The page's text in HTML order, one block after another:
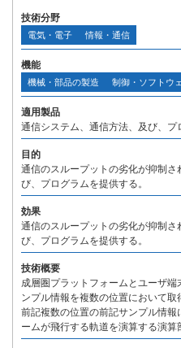
技術分野
電気・電子 情報・通信
機能
機械・部品の製造 制御・ソフトウ
適用製品
通信システム、通信方法、及び、プ
目的
通信のスループットの劣化が抑制
び、プログラムを提供する。
効果
通信のスループットの劣化が抑制
び、プログラムを提供する。
技術概要
成層圏プラットフォームとユーザ
ンプル情報を複数の位置において取
前記複数の位置の前記サンプル情
ームが飛行する軌道を演算する演算